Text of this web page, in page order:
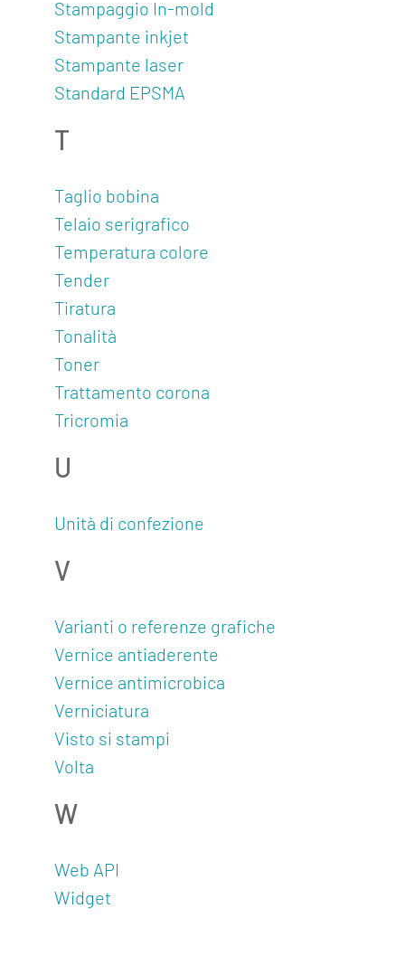
Stampaggio In-mold
Stampante inkjet
Stampante laser
Standard EPSMA
T
Taglio bobina
Telaio serigrafico
Temperatura colore
Tender
Tiratura
Tonalità
Toner
Trattamento corona
Tricromia
U
Unità di confezione
V
Varianti o referenze grafiche
Vernice antiaderente
Vernice antimicrobica
Verniciatura
Visto si stampi
Volta
W
Web API
Widget